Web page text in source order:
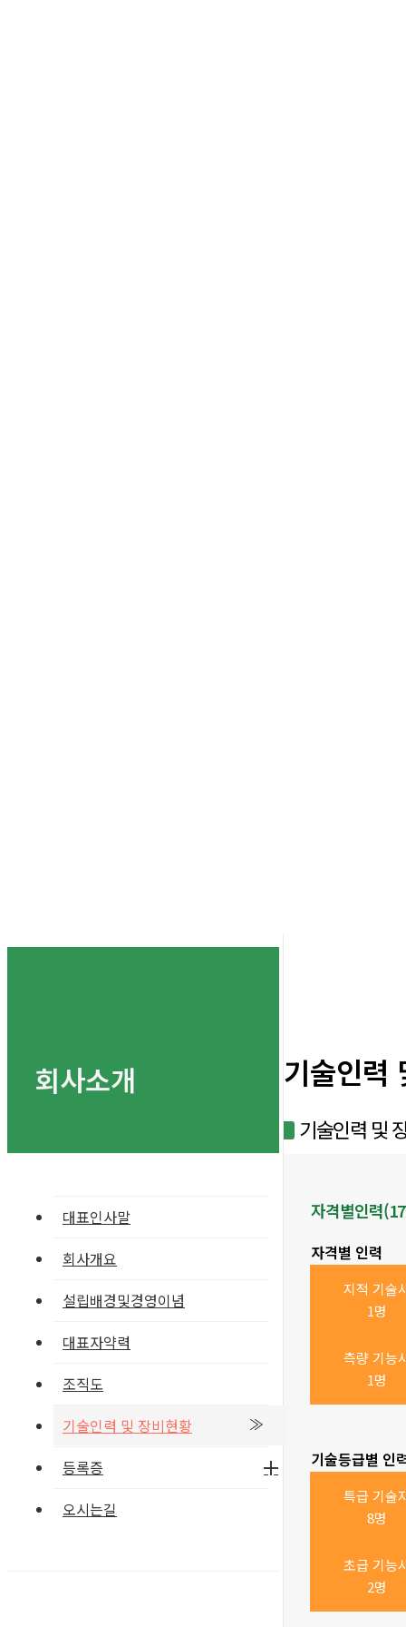
회사소개
대표인사말
회사개요
설립배경및경영이념
대표자약력
조직도
기술인력 및 장비현황
등록증
오시는길
기술인력
기술인력 및
자격별인력
자격별 인력
지적 기술
1명
측량 기능
1명
기술등급별 인
특급 기술
8명
초급 기능
2명